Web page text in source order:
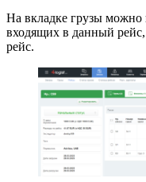
На вкладке грузы можно
входящих в данный рейс,
рейс.